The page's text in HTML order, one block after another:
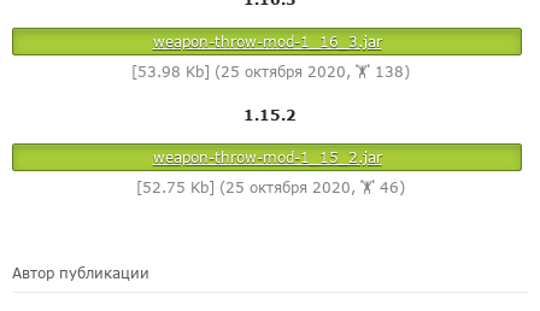
weapon-throw-mod-1_16_3.jar
[53.98 Kb] (25 октября 2020, 🏋️ 138)
1.15.2
weapon-throw-mod-1_15_2.jar
[52.75 Kb] (25 октября 2020, 🏋️ 46)
Автор публикации